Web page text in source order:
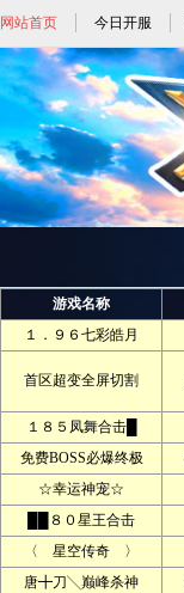
网站首页 今日开服
游戏名称
１．９６七彩皓月
首区超变全屏切割
１８５凤舞合击█
免费BOSS必爆终极
☆幸运神宠☆
██８０星王合击
〈 星空传奇 〉
唐╋刀╲巅峰杀神